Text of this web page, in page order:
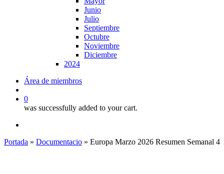
Junio
Julio
Septiembre
Octubre
Noviembre
Diciembre
2024
Área de miembros
0
was successfully added to your cart.
Portada » Documentacio » Europa Marzo 2026 Resumen Semanal 4